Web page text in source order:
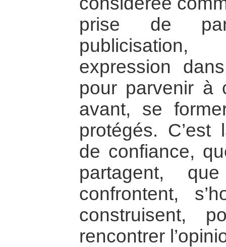
prise de
expression
pour parvenir à
avant, se
protégés.
de confiance,
partagent,
confrontent,
construisent,
rencontrer